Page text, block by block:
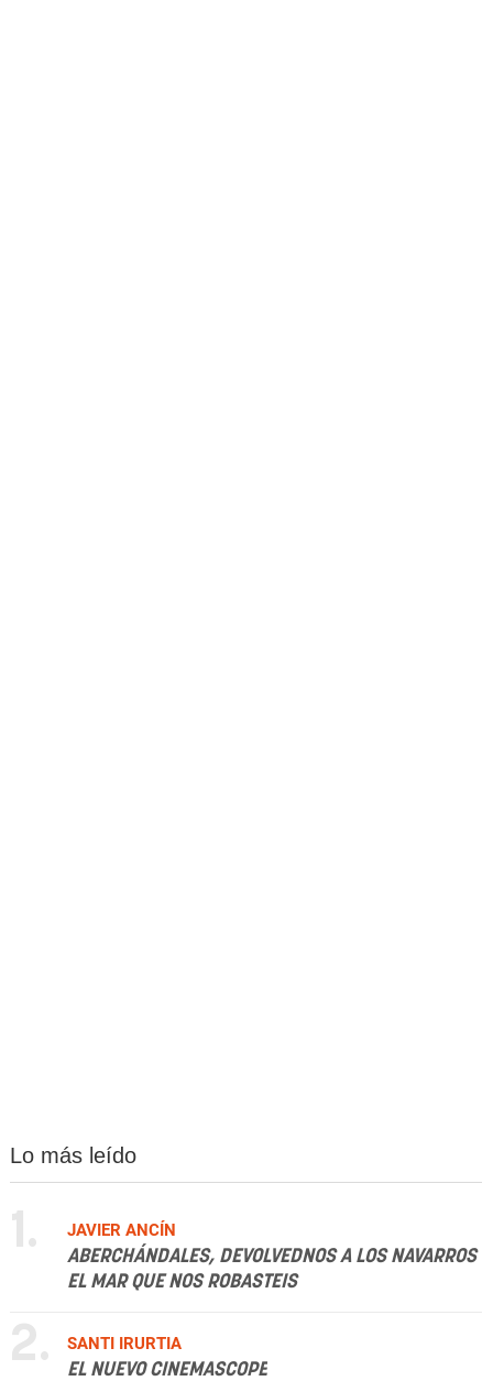
Lo más leído
1.
JAVIER ANCÍN
ABERCHÁNDALES, DEVOLVEDNOS A LOS NAVARROS
EL MAR QUE NOS ROBASTEIS
2.
SANTI IRURTIA
EL NUEVO CINEMASCOPE